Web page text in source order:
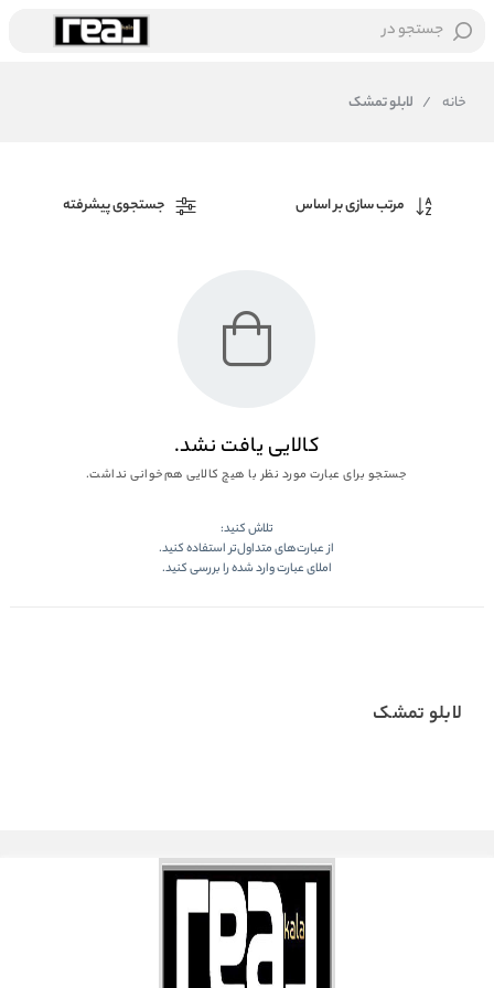
جستجو در
خانه / لابلو تمشک
مرتب سازی بر اساس جستجوی پیشرفته
کالایی یافت نشد.
جستجو برای عبارت مورد نظر با هیچ کالایی هم‌خوانی نداشت.
تلاش کنید:
از عبارت‌های متداول‌تر استفاده کنید.
املای عبارت وارد شده را بررسی کنید.
لابلو تمشک